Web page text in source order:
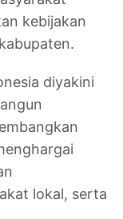
kebijakan
diyakini
lokal, serta